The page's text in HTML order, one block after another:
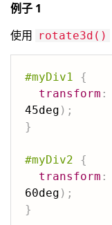
例子 1
使用 rotate3d()
#myDiv1
{
transform :
45deg ) ;
}
#myDiv2
{
transform :
60deg ) ;
}